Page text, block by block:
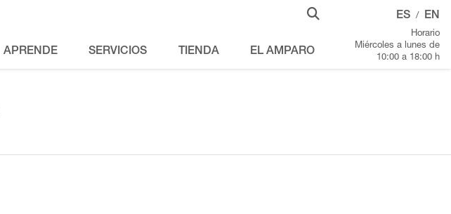
APRENDE SERVICIOS TIENDA EL AMPARO
ES / EN
Horario
Miércoles a lunes de
10:00 a 18:00 h